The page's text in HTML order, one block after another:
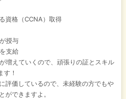
資格（CCNA）取得
授与
支給
増えていくので、頑張りの証とスキル
す！
評価しているので、未経験の方でもや
ができますよ。